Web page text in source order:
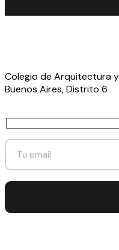
Colegio de Arquitectura
Buenos Aires, Distrito 6